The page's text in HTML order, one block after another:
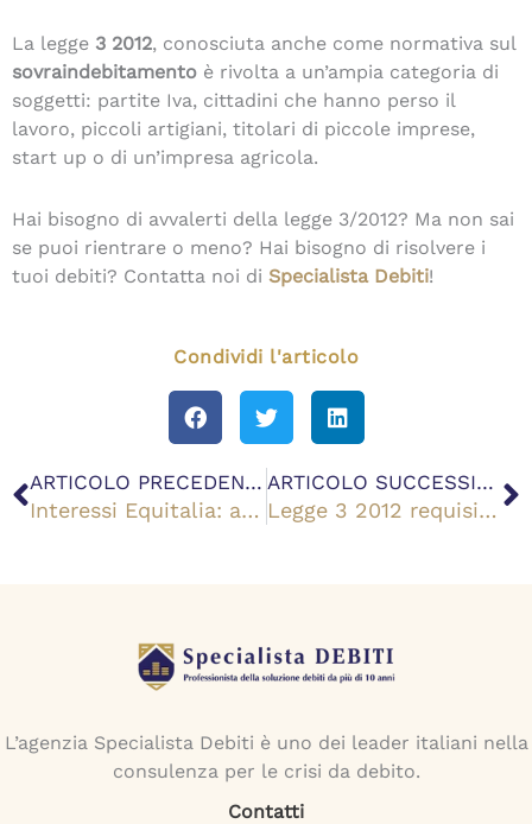
La legge 3 2012, conosciuta anche come normativa sul
sovraindebitamento è rivolta a un’ampia categoria di
soggetti: partite Iva, cittadini che hanno perso il
lavoro, piccoli artigiani, titolari di piccole imprese,
start up o di un’impresa agricola.
Hai bisogno di avvalerti della legge 3/2012? Ma non sai
se puoi rientrare o meno? Hai bisogno di risolvere i
tuoi debiti? Contatta noi di Specialista Debiti!
Condividi l'articolo
Precedente ARTICOLO PRECEDENTE
Interessi Equitalia: a quanto ammontano sui debiti?
ARTICOLO SUCCESSIVO
Legge 3 2012 requisiti: come accedere alla procedura
L’agenzia Specialista Debiti è uno dei leader italiani nella
consulenza per le crisi da debito.
Contatti